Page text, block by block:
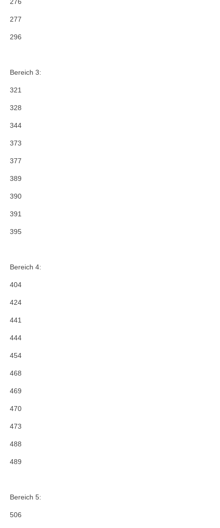
277
296
Bereich 3:
321
328
344
373
377
389
390
391
395
Bereich 4:
404
424
441
444
454
468
469
470
473
488
489
Bereich 5:
506